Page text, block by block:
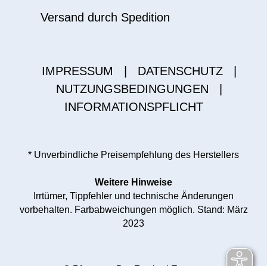
Versand durch Spedition
IMPRESSUM DATENSCHUTZ
NUTZUNGSBEDINGUNGEN
INFORMATIONSPFLICHT
* Unverbindliche Preisempfehlung des Herstellers
Weitere Hinweise
Irrtümer, Tippfehler und technische Änderungen
vorbehalten. Farbabweichungen möglich. Stand: März
2023